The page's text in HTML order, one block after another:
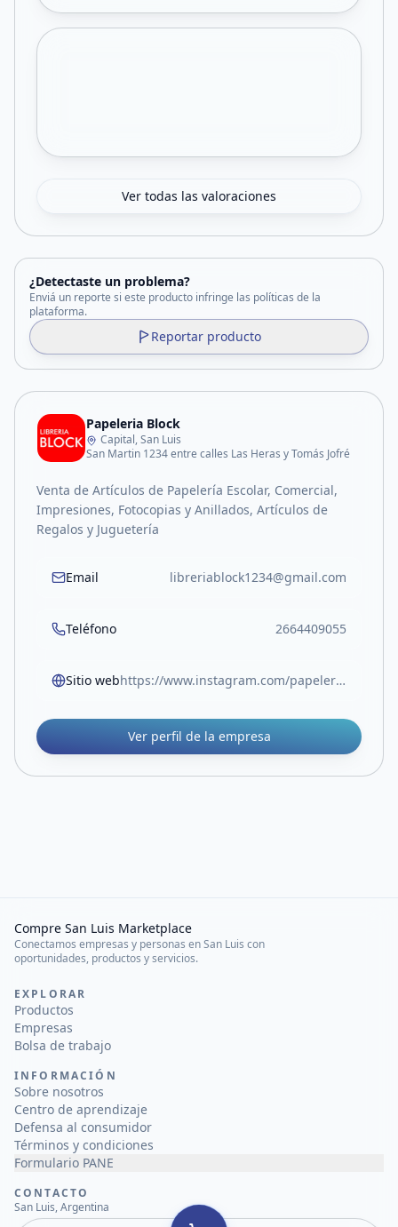
Ver todas las valoraciones
¿Detectaste un problema?
Enviá un reporte si este producto infringe las políticas de la
plataforma.
Reportar producto
Papeleria Block
Capital, San Luis
San Martin 1234 entre calles Las Heras y Tomás Jofré
Venta de Artículos de Papelería Escolar, Comercial,
Impresiones, Fotocopias y Anillados, Artículos de
Regalos y Juguetería
Email libreriablock1234@gmail.com
Teléfono 2664409055
Sitio web https://www.instagram.com/papeleriablock.sl?igsh=MW05Z3RocjUwOTlvOA%3D%3D
Ver perfil de la empresa
Compre San Luis Marketplace
Conectamos empresas y personas en San Luis con
oportunidades, productos y servicios.
EXPLORAR
Productos
Empresas
Bolsa de trabajo
INFORMACIÓN
Sobre nosotros
Centro de aprendizaje
Defensa al consumidor
Términos y condiciones
Formulario PANE
CONTACTO
San Luis, Argentina